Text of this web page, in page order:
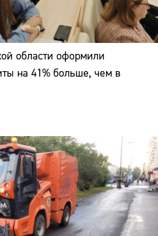
области оформили
на 41% больше, чем в